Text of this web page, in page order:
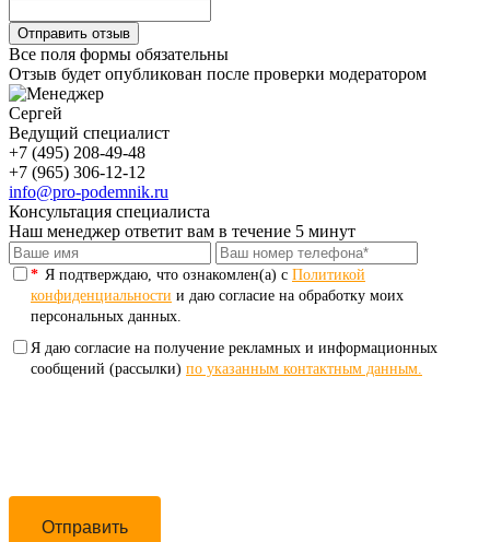
Все поля формы обязательны
Отзыв будет опубликован после проверки модератором
Сергей
Ведущий специалист
+7 (495) 208-49-48
+7 (965) 306-12-12
info@pro-podemnik.ru
Консультация специалиста
Наш менеджер ответит вам в течение 5 минут
* Я подтверждаю, что ознакомлен(а) с Политикой
конфиденциальности и даю согласие на обработку моих
персональных данных.
Я даю согласие на получение рекламных и информационных
сообщений (рассылки) по указанным контактным данным.
Отправить